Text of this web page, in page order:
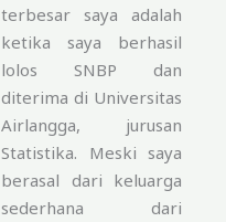
terbesar saya adalah
ketika saya berhasil
lolos SNBP dan
diterima di Universitas
Airlangga, jurusan
Statistika. Meski saya
berasal dari keluarga
sederhana dari